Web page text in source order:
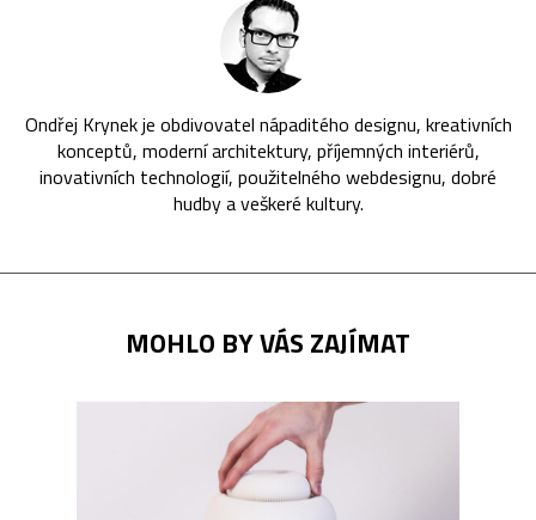
Ondřej Krynek je obdivovatel nápaditého designu, kreativních
konceptů, moderní architektury, příjemných interiérů,
inovativních technologií, použitelného webdesignu, dobré
hudby a veškeré kultury.
MOHLO BY VÁS ZAJÍMAT